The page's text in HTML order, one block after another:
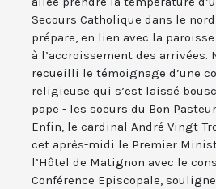
Secours Catholique dans le
prépare, en lien avec la
à l’accroissement des arrivées.
recueilli le témoignage d’une
religieuse qui s’est laissé
pape - les soeurs du Bon
Enfin, le cardinal André Vingt-
cet après-midi le Premier
l’Hôtel de Matignon avec le
Conférence Episcopale,